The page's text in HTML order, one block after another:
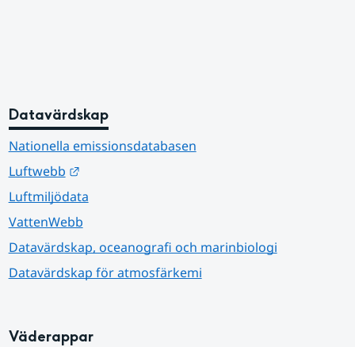
Datavärdskap
Nationella emissionsdatabasen
Luftwebb
Länk till annan webbplats.
Luftmiljödata
VattenWebb
Datavärdskap, oceanografi och marinbiologi
Datavärdskap för atmosfärkemi
Väderappar